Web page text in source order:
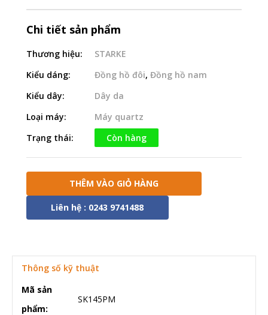
Chi tiết sản phẩm
Thương hiệu:
STARKE
Kiểu dáng:
Đồng hồ đôi, Đồng hồ nam
Kiểu dây:
Dây da
Loại máy:
Máy quartz
Trạng thái:
Còn hàng
THÊM VÀO GIỎ HÀNG
Liên hệ : 0243 9741488
Thông số kỹ thuật
Mã sản
phẩm:
SK145PM